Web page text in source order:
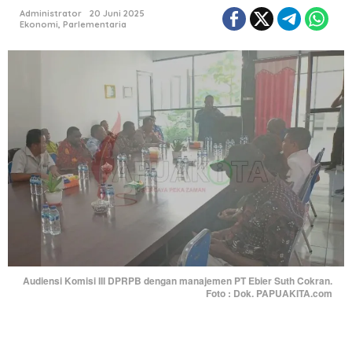
Administrator
20 Juni 2025
Ekonomi, Parlementaria
Audiensi Komisi III DPRPB dengan manajemen PT Ebier Suth Cokran.
Foto : Dok. PAPUAKITA.com